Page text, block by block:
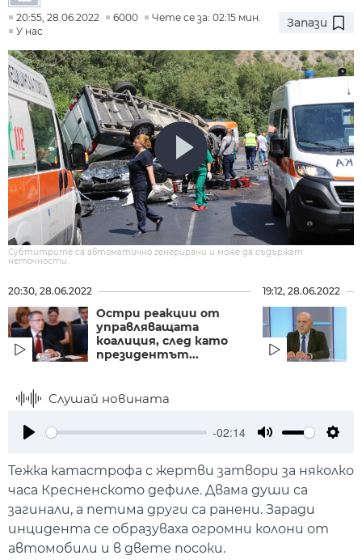
20:55, 28.06.2022 6000
Чете се за: 02:15 мин.
У нас
Запази
Субтитрите са автоматично генерирани и може да съдържат
неточности.
20:30, 28.06.2022
Остри реакции от
управляващата
коалиция, след като
президентът...
19:12, 28.06.2022
Слушай новината
-02:14
Тежка катастрофа с жертви затвори за няколко
часа Кресненското дефиле. Двама души са
загинали, а петима други са ранени. Заради
инцидента се образуваха огромни колони от
автомобили и в двете посоки.